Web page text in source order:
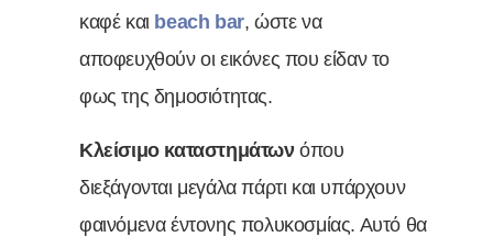
καφέ και beach bar, ώστε να
αποφευχθούν οι εικόνες που είδαν το
φως της δημοσιότητας.
Κλείσιμο καταστημάτωνόπου
διεξάγονται μεγάλα πάρτι και υπάρχουν
φαινόμενα έντονης πολυκοσμίας. Αυτό θα